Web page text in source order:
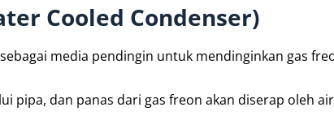
Cooled Condenser)
media pendingin untuk mendinginkan gas
pipa, dan panas dari gas freon akan diserap oleh